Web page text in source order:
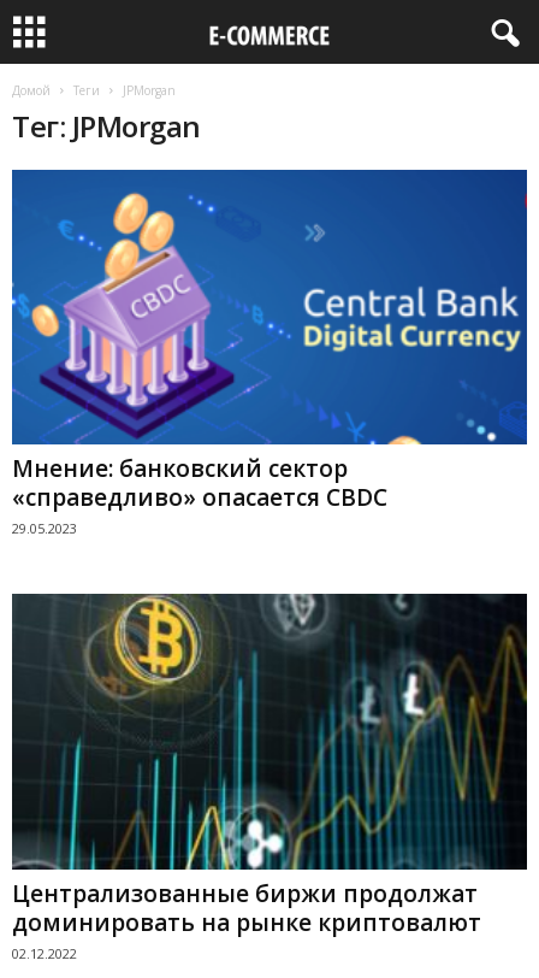
Домой Теги JPMorgan
Тег: JPMorgan
Мнение: банковский сектор
«справедливо» опасается CBDC
29.05.2023
Централизованные биржи продолжат
доминировать на рынке криптовалют
02.12.2022